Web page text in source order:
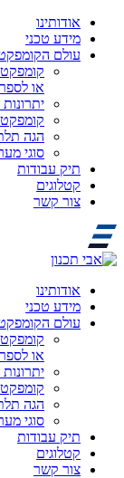
אודותינו
מידע טכני
עולם
או
הגה
סוגי
תיק עבודות
קטלוגים
צור קשר
אודותינו
מידע טכני
עולם
או
הגה
סוגי
תיק עבודות
קטלוגים
צור קשר